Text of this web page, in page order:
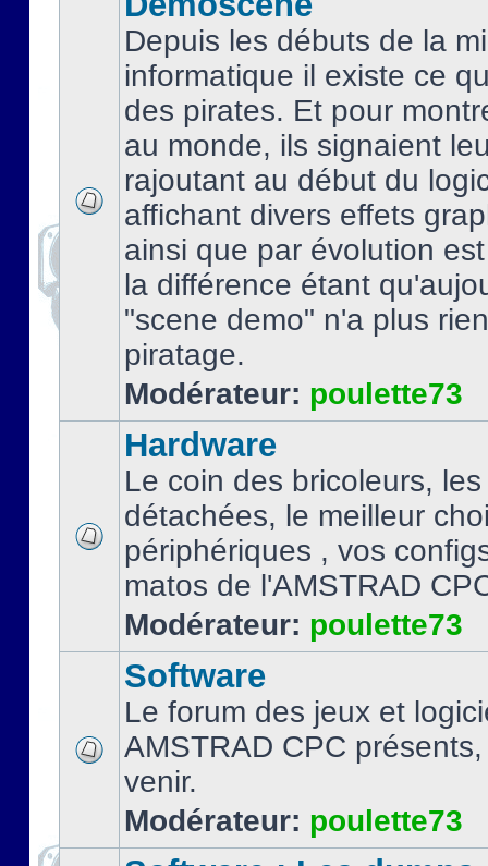
Depuis les débuts de la
informatique il existe ce
des pirates. Et pour
au monde, ils signaient
rajoutant au début du
affichant divers effets
ainsi que par évolution
la différence étant
"scene demo" n'a plus
piratage.
Modérateur: poulette73
Hardware
Le coin des bricoleurs,
détachées, le meilleur
périphériques , vos
matos de l'AMSTRAD
Modérateur: poulette73
Software
Le forum des jeux et
AMSTRAD CPC
venir.
Modérateur: poulette73